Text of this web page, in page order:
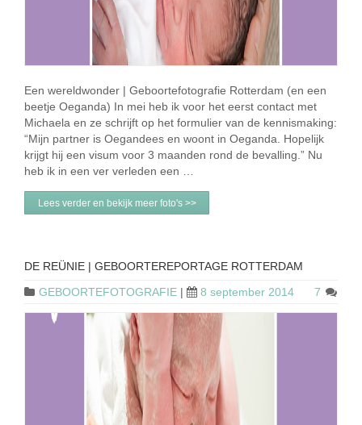
Een wereldwonder | Geboortefotografie Rotterdam (en een
beetje Oeganda) In mei heb ik voor het eerst contact met
Michaela en ze schrijft op het formulier van de kennismaking:
“Mijn partner is Oegandees en woont in Oeganda. Hopelijk
krijgt hij een visum voor 3 maanden rond de bevalling.” Nu
heb ik in een ver verleden een …
Lees verder en bekijk meer foto's >>
DE REÜNIE | GEBOORTEREPORTAGE ROTTERDAM
GEBOORTEFOTOGRAFIE | 8 september 2014 7